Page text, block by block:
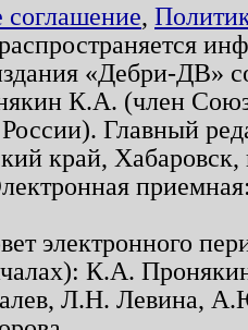
соглашение,
«Дебри-ДВ»
К.А. (член
Главный
край,
электронного
К.А.
Л.Н. Левина,